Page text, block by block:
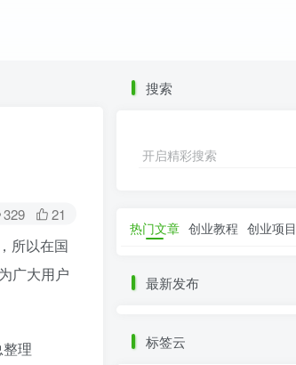
329 21
所以在国
广大用户
理
搜索
开启精彩搜索
热门文章 创业教程 创业项目
最新发布
标签云